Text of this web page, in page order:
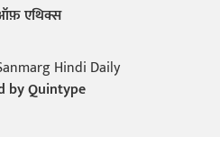
एथिक्स
Hindi Daily
byQuintype